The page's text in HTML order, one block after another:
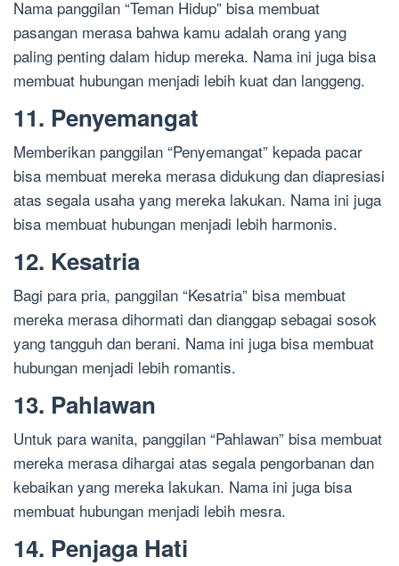
Nama panggilan “Teman Hidup” bisa membuat
pasangan merasa bahwa kamu adalah orang yang
paling penting dalam hidup mereka. Nama ini juga bisa
membuat hubungan menjadi lebih kuat dan langgeng.
11. Penyemangat
Memberikan panggilan “Penyemangat” kepada pacar
bisa membuat mereka merasa didukung dan diapresiasi
atas segala usaha yang mereka lakukan. Nama ini juga
bisa membuat hubungan menjadi lebih harmonis.
12. Kesatria
Bagi para pria, panggilan “Kesatria” bisa membuat
mereka merasa dihormati dan dianggap sebagai sosok
yang tangguh dan berani. Nama ini juga bisa membuat
hubungan menjadi lebih romantis.
13. Pahlawan
Untuk para wanita, panggilan “Pahlawan” bisa membuat
mereka merasa dihargai atas segala pengorbanan dan
kebaikan yang mereka lakukan. Nama ini juga bisa
membuat hubungan menjadi lebih mesra.
14. Penjaga Hati